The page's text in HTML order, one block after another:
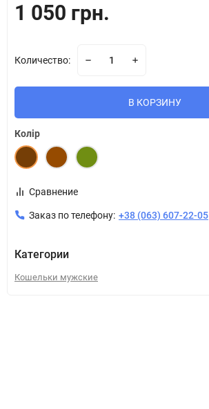
1 050 грн.
Количество:
В КОРЗИНУ
Колір
Сравнение
Заказ по телефону: +38 (063) 607-22-05
Категории
Кошельки мужские